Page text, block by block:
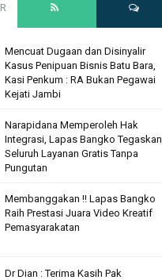
Mencuat Dugaan dan Disinyalir
Kasus Penipuan Bisnis Batu Bara,
Kasi Penkum : RA Bukan Pegawai
Kejati Jambi
Narapidana Memperoleh Hak
Integrasi, Lapas Bangko Tegaskan
Seluruh Layanan Gratis Tanpa
Pungutan
Membanggakan !! Lapas Bangko
Raih Prestasi Juara Video Kreatif
Pemasyarakatan
Dr Dian : Terima Kasih Pak